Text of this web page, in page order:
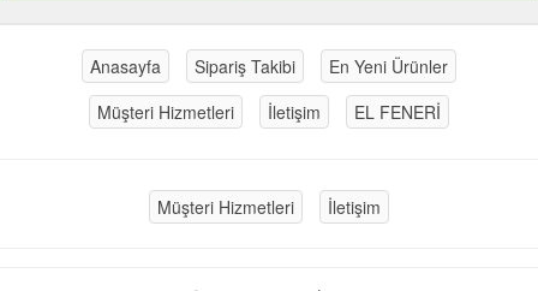
Anasayfa Sipariş Takibi
En Yeni Ürünler
Müşteri Hizmetleri
İletişim EL FENERİ
Müşteri Hizmetleri İletişim